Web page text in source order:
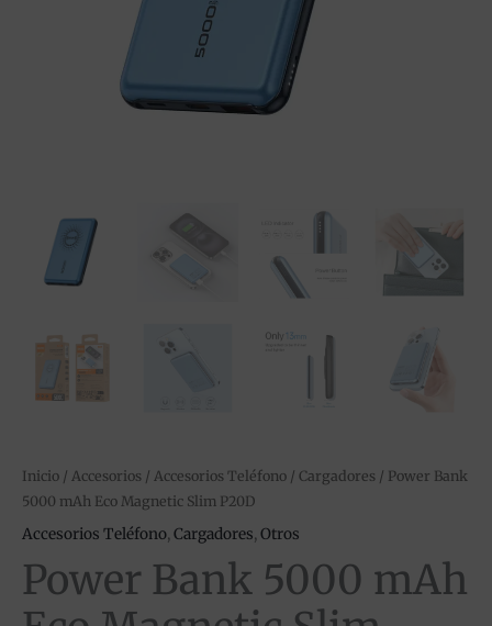
Inicio / Accesorios / Accesorios Teléfono / Cargadores / Power Bank
5000 mAh Eco Magnetic Slim P20D
Accesorios Teléfono,Cargadores,Otros
Power Bank 5000 mAh